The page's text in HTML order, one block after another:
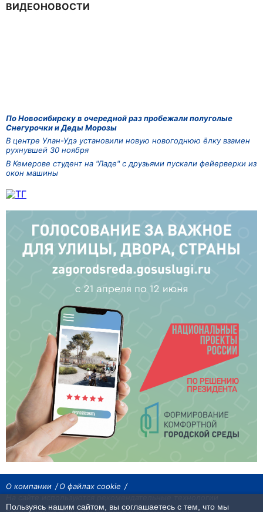
ВИДЕОНОВОСТИ
По Новосибирску в очередной раз пробежали полуголые
Снегурочки и Деды Морозы
В центре Улан-Удэ установили новую новогоднюю ёлку взамен
рухнувшей 30 ноября
В Кемерове студент на "Ладе" с друзьями пускали фейерверки из
окон машины
О компании
О файлах cookie
Пользуясь нашим сайтом, вы соглашаетесь с тем, что мы